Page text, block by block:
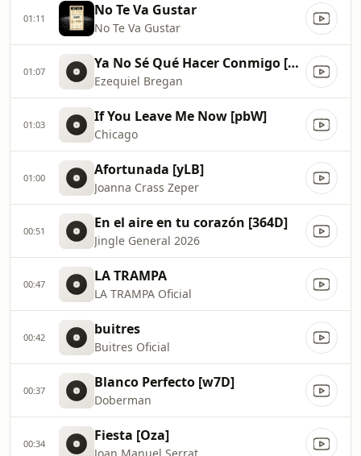
01:11 No Te Va Gustar
No Te Va Gustar
01:07 Ya No Sé Qué Hacer Conmigo [w4q]
Ezequiel Bregan
01:03 If You Leave Me Now [pbW]
Chicago
01:00 Afortunada [yLB]
Joanna Crass Zeper
00:51 En el aire en tu corazón [364D]
Jingle General 2026
00:47 LA TRAMPA
LA TRAMPA Oficial
00:42 buitres
Buitres Oficial
00:37 Blanco Perfecto [w7D]
Doberman
00:34 Fiesta [Oza]